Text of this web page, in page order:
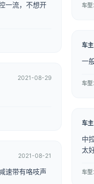
一流，不想开
2021-08-29
2021-08-21
速带有咯吱声
车
车
一
车
车
中
太
车